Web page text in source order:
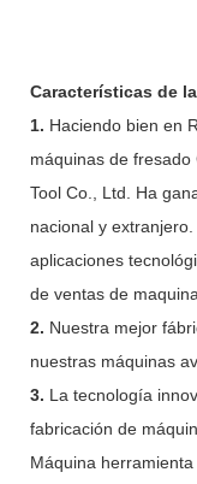
Características de
1. Haciendo bien en
máquinas de
Tool Co., Ltd. Ha
nacional y
aplicaciones
de ventas de
2. Nuestra mejor
nuestras máquinas
3. La tecnología
fabricación de
Máquina